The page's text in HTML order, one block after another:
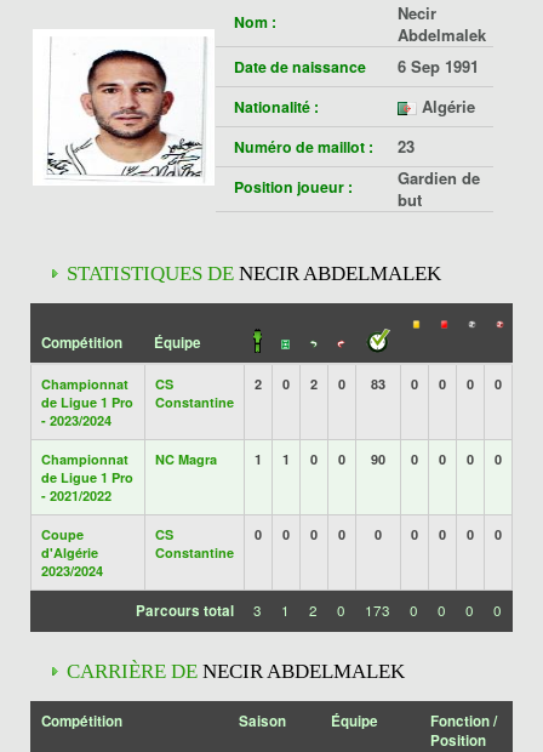
Nom :
Necir
Abdelmalek
Date de naissance 6 Sep 1991
Nationalité : Algérie
Numéro de maillot : 23
Position joueur :
Gardien de
but
STATISTIQUES DE NECIR ABDELMALEK
Compétition Équipe
Championnat
de Ligue 1 Pro
- 2023/2024
CS
Constantine
2 0 2 0 83 0 0 0 0
Championnat
de Ligue 1 Pro
- 2021/2022
NC Magra 1 1 0 0 90 0 0 0 0
Coupe
d'Algérie
2023/2024
CS
Constantine
0 0 0 0 0 0 0 0 0
Parcours total 3 1 2 0 173 0 0 0 0
CARRIÈRE DE NECIR ABDELMALEK
Compétition Saison Équipe
Fonction /
Position